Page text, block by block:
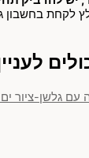
לקחת בחשבון